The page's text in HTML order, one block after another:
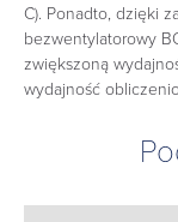
C). Ponadto, dzięki
bezwentylatorowy
zwiększoną
wydajność